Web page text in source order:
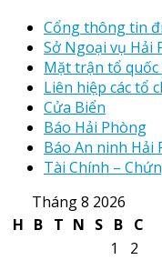
Cổng thông tin
Sở Ngoại vụ Hải
Mặt trận tổ quốc
Liên hiệp các tổ
Cửa Biển
Báo Hải Phòng
Báo An ninh Hải
Tài Chính –
Tháng 8 2026
H B T N S B C
1
2